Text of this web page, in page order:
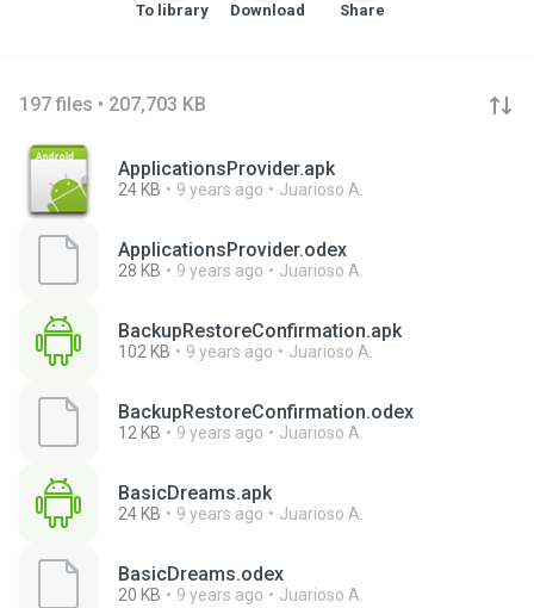
To library Download Share
197 files • 207,703 KB
ApplicationsProvider.apk
24 KB 9 years ago Juarioso A.
ApplicationsProvider.odex
28 KB 9 years ago Juarioso A.
BackupRestoreConfirmation.apk
102 KB 9 years ago Juarioso A.
BackupRestoreConfirmation.odex
12 KB 9 years ago Juarioso A.
BasicDreams.apk
24 KB 9 years ago Juarioso A.
BasicDreams.odex
20 KB 9 years ago Juarioso A.